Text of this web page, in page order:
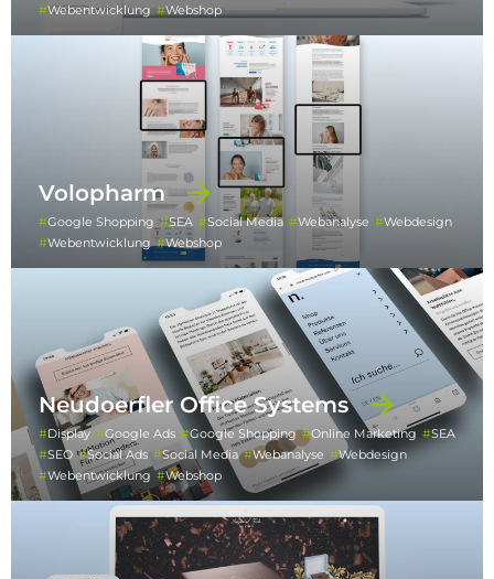
Webentwicklung
Webshop
Volopharm
Google Shopping SEA Social Media Webanalyse
Webdesign
Webentwicklung
Webshop
Neudoerfler Office Systems
Display Google Ads Google Shopping Online Marketing
SEA
SEO
Social Ads Social Media Webanalyse
Webdesign
Webentwicklung
Webshop